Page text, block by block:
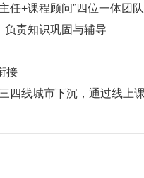
任+课程顾问”四位一体团队
负责知识巩固与辅导
接
四线城市下沉，通过线上